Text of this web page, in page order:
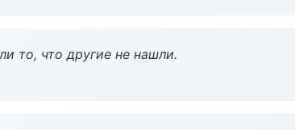
то, что другие не нашли.